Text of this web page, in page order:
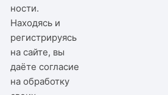
ности.
Находясь и
регистрируясь
на сайте, вы
даёте согласие
на обработку